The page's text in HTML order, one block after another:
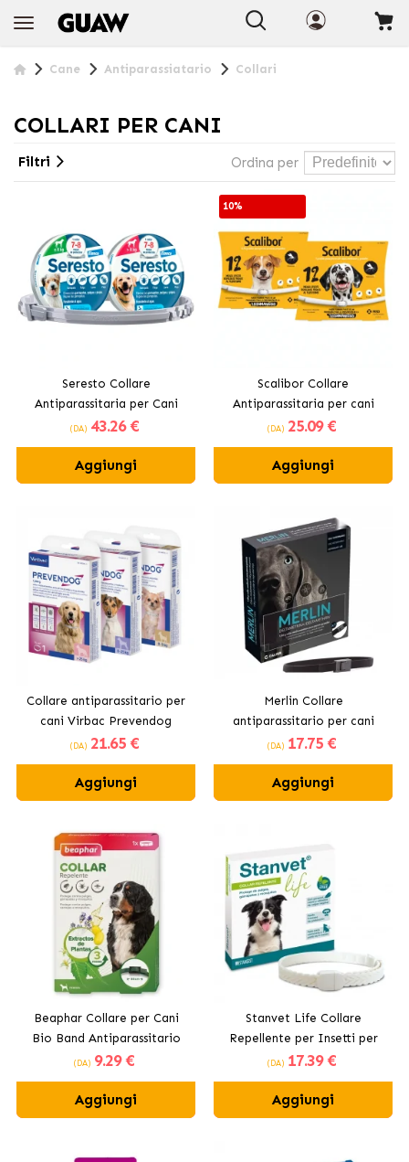
Cane Antiparassiatario Collari
COLLARI PER CANI
Ordina per
Filtri
Seresto Collare
Antiparassitaria per Cani
(DA) 43.26 €
Aggiungi
10%
Scalibor Collare
Antiparassitaria per cani
(DA) 25.09 €
Aggiungi
Collare antiparassitario per
cani Virbac Prevendog
(DA) 21.65 €
Aggiungi
Merlin Collare
antiparassitario per cani
(DA) 17.75 €
Aggiungi
Beaphar Collare per Cani
Bio Band Antiparassitario
Naturale
(DA) 9.29 €
Aggiungi
Stanvet Life Collare
Repellente per Insetti per
Cani
(DA) 17.39 €
Aggiungi